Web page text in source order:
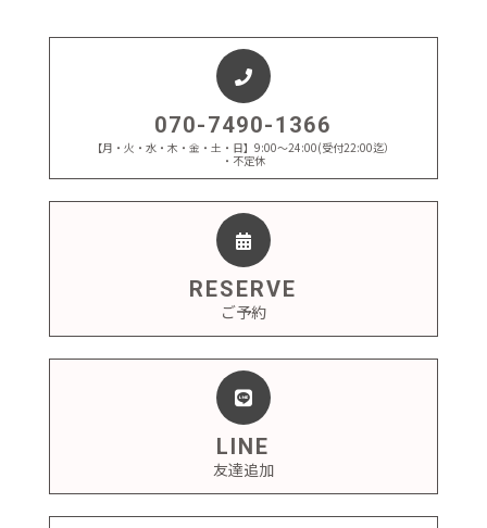
070-7490-1366
【月・火・水・木・金・土・日】9:00～24:00(受付22:00迄）
・不定休
RESERVE
ご予約
LINE
友達追加